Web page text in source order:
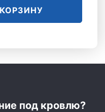
под кровлю?